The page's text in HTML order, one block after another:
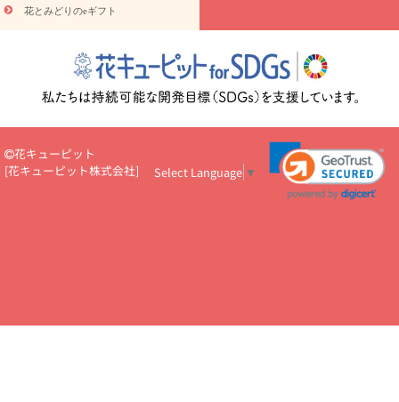
やみ・10000円～
365日の誕生花カレンダー
開店・開業祝
お祝いを贈るときのマナー・
花キューピットのお祝いコラム一覧
誕生日のお花を「色
彩心理学」で選ぶ方法
結婚祝いの予算相場
出産祝いお役立ち情
転職祝いのマナー基礎知識
ペットのお祝いワンポイントアド
バイス
スタンド花（フラスタ）のマナー
お見舞いのマナーとル
お祝い花のマナー総まとめ
場上司や先輩へ贈るお祝い花の正解は？
開店祝いの花 選び方ガイ
ド（早見表あり）
花キューピットのお供え・
プロ直伝10のテクニック
花美人5人の「花のある暮らし」
美
花とみどりのeギフト
花キューピット
[花キューピット株式会社] Select Language ▼